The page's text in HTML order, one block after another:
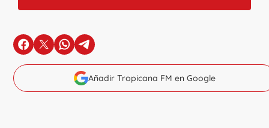
en Facebook
en Xen Whatsapp
en Telegram
Añadir Tropicana FM en Google